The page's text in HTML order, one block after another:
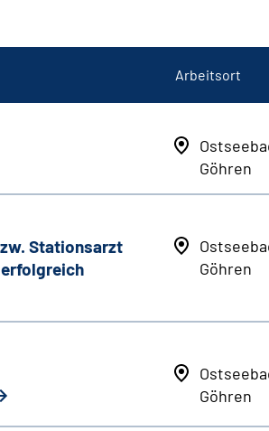
Arbeitsort
Göhren
Stationsarzt
Göhren
Göhren